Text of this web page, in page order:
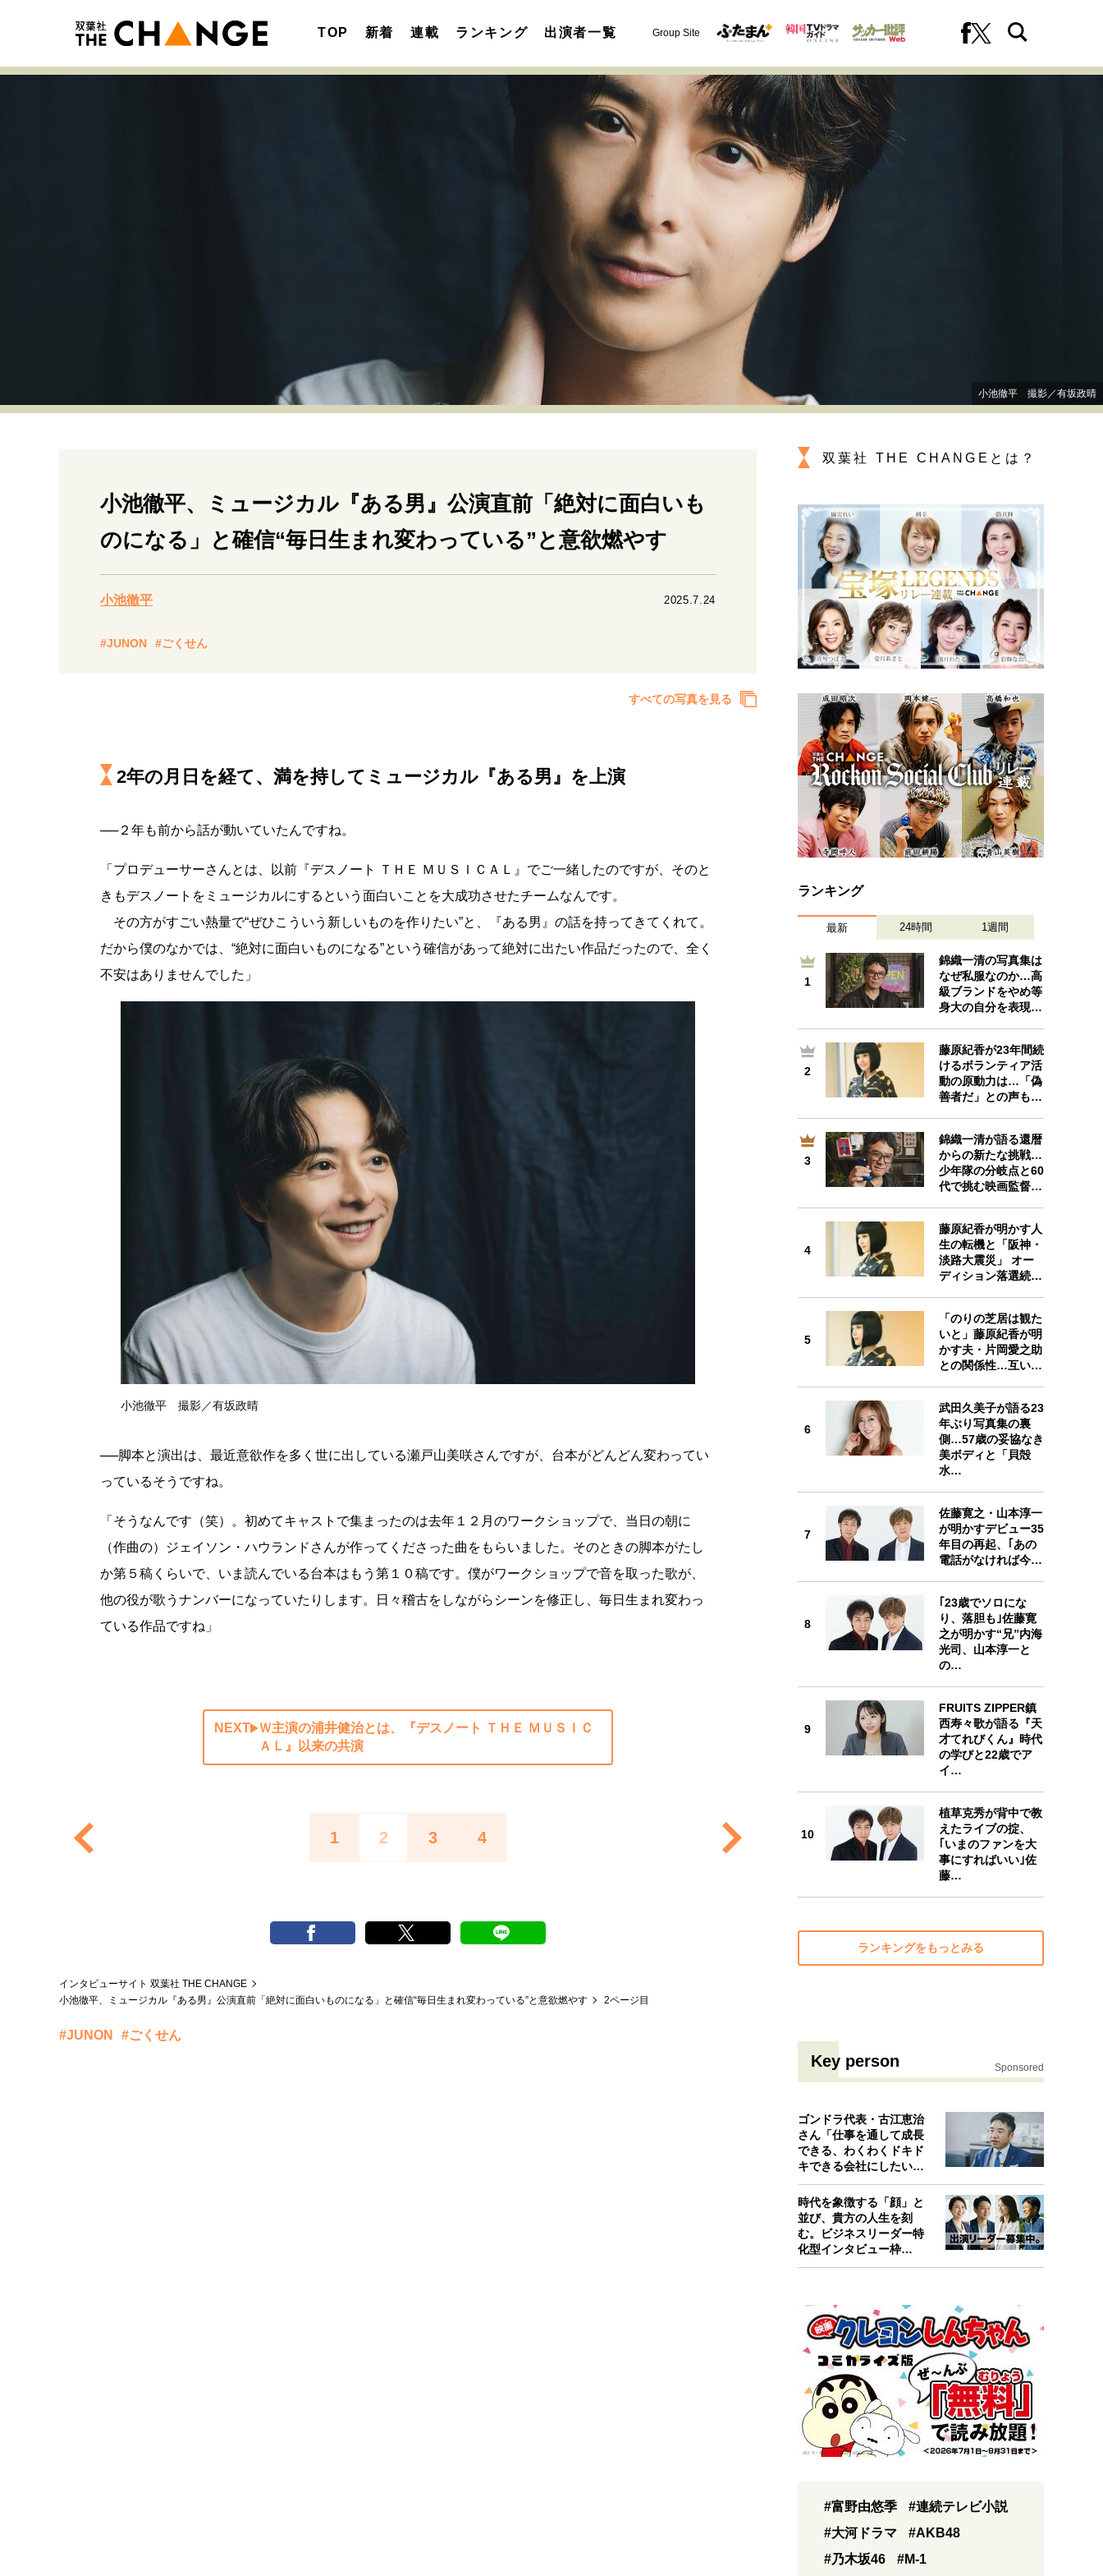
TOP 新着 連載 ランキング 出演者一覧 Group Site
挫折からの再起
プロフェッショナルの矜持
10代の挫折と原点
独立という決断 大人の学び直し
ファーストキャリアを拓く
変革の原動力 次世代へのバトン トップが描く未来
病が教えてくれたこと
移住という選択 熱狂できるもの
一生モノの愛用品
私を彩るエッセンス
60代のネクストステージ 70代のグランドデザイン
小池徹平 撮影／有坂政晴
小池徹平、ミュージカル『ある男』公演直前「絶対に面白いも
のになる」と確信“毎日生まれ変わっている”と意欲燃やす
小池徹平 2025.7.24
#JUNON #ごくせん
すべての写真を見る
2年の月日を経て、満を持してミュージカル『ある男』を上演
──２年も前から話が動いていたんですね。
「プロデューサーさんとは、以前『デスノート ＴＨＥ ＭＵＳＩＣＡＬ』でご一緒したのですが、そのと
きもデスノートをミュージカルにするという面白いことを大成功させたチームなんです。
その方がすごい熱量で“ぜひこういう新しいものを作りたい”と、『ある男』の話を持ってきてくれて。
だから僕のなかでは、“絶対に面白いものになる”という確信があって絶対に出たい作品だったので、全く
不安はありませんでした」
小池徹平 撮影／有坂政晴
──脚本と演出は、最近意欲作を多く世に出している瀬戸山美咲さんですが、台本がどんどん変わってい
っているそうですね。
「そうなんです（笑）。初めてキャストで集まったのは去年１２月のワークショップで、当日の朝に
（作曲の）ジェイソン・ハウランドさんが作ってくださった曲をもらいました。そのときの脚本がたし
か第５稿くらいで、いま読んでいる台本はもう第１０稿です。僕がワークショップで音を取った歌が、
他の役が歌うナンバーになっていたりします。日々稽古をしながらシーンを修正し、毎日生まれ変わっ
ている作品ですね」
NEXT
Ｗ主演の浦井健治とは、『デスノート ＴＨＥ ＭＵＳＩＣ
ＡＬ』以来の共演
1 2 3 4
インタビューサイト 双葉社 THE CHANGE
小池徹平、ミュージカル『ある男』公演直前「絶対に面白いものになる」と確信“毎日生まれ変わっている”と意欲燃やす
2ページ目
#JUNON #ごくせん
双葉社 THE CHANGEとは？
ランキング
最新 24時間 1週間
1
錦織一清の写真集は
なぜ私服なのか…高
級ブランドをやめ等
身大の自分を表現…
2
藤原紀香が23年間続
けるボランティア活
動の原動力は…「偽
善者だ」との声も…
3
錦織一清が語る還暦
からの新たな挑戦…
少年隊の分岐点と60
代で挑む映画監督…
4
藤原紀香が明かす人
生の転機と「阪神・
淡路大震災」 オー
ディション落選続…
5
「のりの芝居は観た
いと」藤原紀香が明
かす夫・片岡愛之助
との関係性…互い…
6
武田久美子が語る23
年ぶり写真集の裏
側…57歳の妥協なき
美ボディと「貝殻
水…
7
佐藤寛之・山本淳一
が明かすデビュー35
年目の再起、｢あの
電話がなければ今…
8
｢23歳でソロにな
り、落胆も｣佐藤寛
之が明かす“兄”内海
光司、山本淳一と
の…
9
FRUITS ZIPPER鎮
西寿々歌が語る『天
才てれびくん』時代
の学びと22歳でア
イ…
10
植草克秀が背中で教
えたライブの掟、
｢いまのファンを大
事にすればいい｣佐
藤…
ランキングをもっとみる
Key person Sponsored
ゴンドラ代表・古江恵治
さん「仕事を通して成長
できる、わくわくドキド
キできる会社にしたいと
考えたんで…
時代を象徴する「顔」と
並び、貴方の人生を刻
む。ビジネスリーダー特
化型インタビュー枠
『Key person』始…
#富野由悠季
#連続テレビ小説
#大河ドラマ
#AKB48
#乃木坂46
#M-1